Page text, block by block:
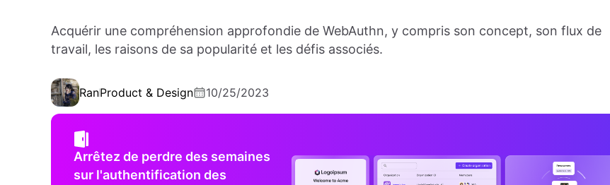
Acquérir une compréhension approfondie de WebAuthn, y compris son concept, son flux de
travail, les raisons de sa popularité et les défis associés.
RanProduct & Design 10/25/2023
Arrêtez de perdre des semaines
sur l'authentification des